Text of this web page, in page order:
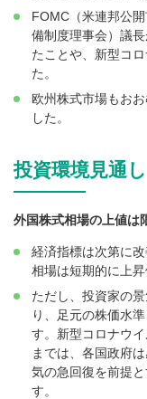
FOMC（米連邦公
備制度理事会）議
たことや、新型コ
た。
欧州株式市場もお
した。
投資環境見通
外国株式相場の上値は
経済指標は次第に
相場は短期的に上昇
ただし、投資家の
り、足元の株価水
す。新型コロナウ
までは、各国政府
気の急回復を前提
す。